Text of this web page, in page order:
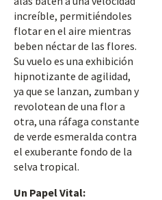
increíble, permitiéndoles
flotar en el aire mientras
beben néctar de las flores.
Su vuelo es una exhibición
hipnotizante de agilidad,
ya que se lanzan, zumban y
revolotean de una flor a
otra, una ráfaga constante
de verde esmeralda contra
el exuberante fondo de la
selva tropical.
Un Papel Vital: